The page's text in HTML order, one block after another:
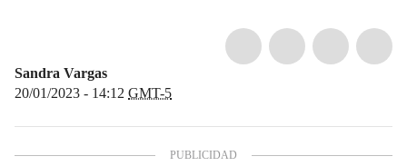
Sandra Vargas
20/01/2023 - 14:12 GMT-5